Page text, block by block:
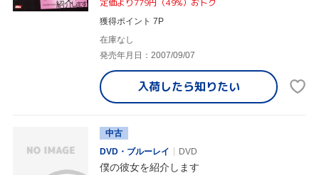
獲得ポイント 7P
在庫なし
発売年月日：2007/09/07
入荷したら知りたい
中古
DVD・ブルーレイ
DVD
僕の彼女を紹介します